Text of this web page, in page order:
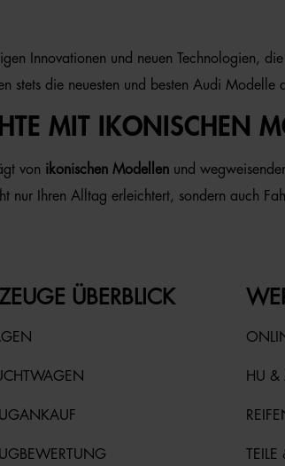
Innovationen und neuen Technologien,
stets die neuesten und besten Audi Modelle
MIT IKONISCHEN
von ikonischen Modellen und
nur Ihren Alltag erleichtert, sondern auch
ÜBERBLICK
HU &